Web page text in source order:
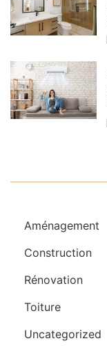
Aménagement
Construction
Rénovation
Toiture
Uncategorized